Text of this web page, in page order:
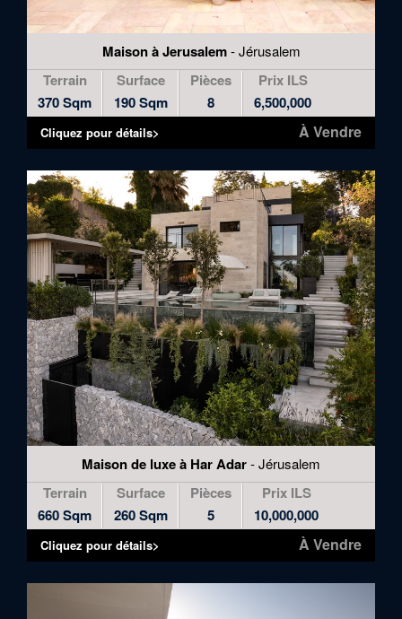
Maison à Jerusalem- Jérusalem
Terrain
370 Sqm
Surface
190 Sqm
Pièces
8
Prix ILS
6,500,000
À Vendre
Cliquez pour détails>
Maison de luxe à Har Adar- Jérusalem
Terrain
660 Sqm
Surface
260 Sqm
Pièces
5
Prix ILS
10,000,000
À Vendre
Cliquez pour détails>